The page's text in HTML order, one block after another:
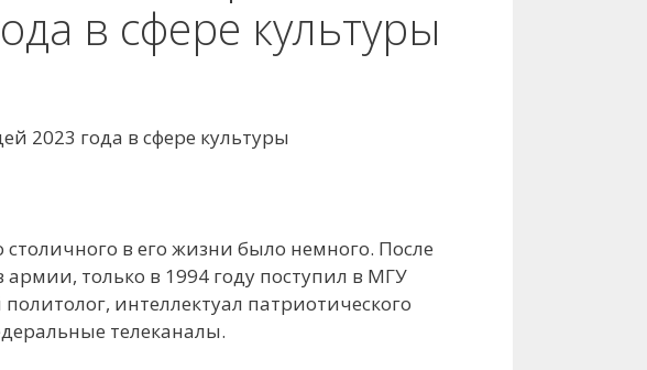
в сфере культуры
2023 года в сфере культуры
в его жизни было немного. После
только в 1994 году поступил в МГУ
интеллектуал патриотического
телеканалы.